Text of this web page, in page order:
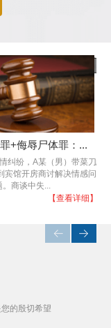
+侮辱尸体罪：...
纠纷，A某（男）带菜刀
宾馆开房商讨解决情感问
。商谈中失...
【查看详细】
虚
的殷切希望